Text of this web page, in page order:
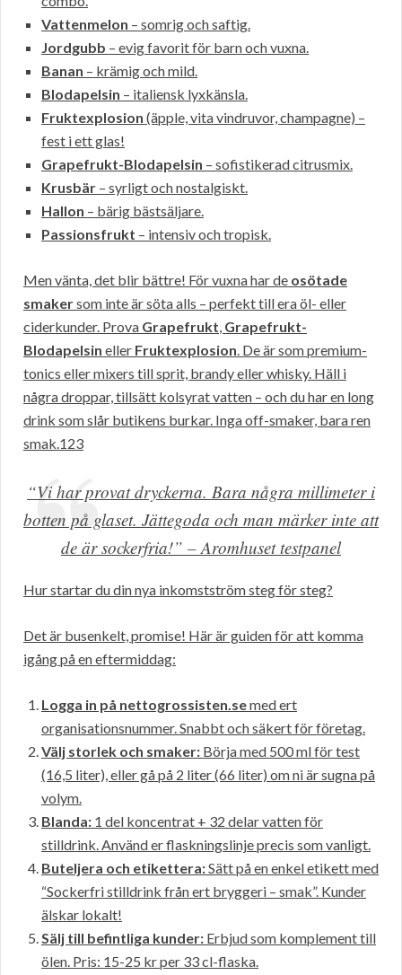
Vattenmelon – somrig och saftig.
Jordgubb – evig favorit för barn och vuxna.
Banan – krämig och mild.
Blodapelsin – italiensk lyxkänsla.
Fruktexplosion (äpple, vita vindruvor, champagne) –
fest i ett glas!
Grapefrukt-Blodapelsin – sofistikerad citrusmix.
Krusbär – syrligt och nostalgiskt.
Hallon – bärig bästsäljare.
Passionsfrukt – intensiv och tropisk.
Men vänta, det blir bättre! För vuxna har de osötade
smakersom inte är söta alls – perfekt till era öl- eller
ciderkunder. Prova Grapefrukt, Grapefrukt-
Blodapelsin eller Fruktexplosion. De är som premium-
tonics eller mixers till sprit, brandy eller whisky. Häll i
några droppar, tillsätt kolsyrat vatten – och du har en long
drink som slår butikens burkar. Inga off-smaker, bara ren
smak.123
“Vi har provat dryckerna. Bara några millimeter i
botten på glaset. Jättegoda och man märker inte att
de är sockerfria!” – Aromhuset testpanel
Hur startar du din nya inkomstström steg för steg?
Det är busenkelt, promise! Här är guiden för att komma
igång på en eftermiddag:
Logga in på nettogrossisten.semed ert
organisationsnummer. Snabbt och säkert för företag.
Välj storlek och smaker: Börja med 500 ml för test
(16,5 liter), eller gå på 2 liter (66 liter) om ni är sugna på
volym.
Blanda: 1 del koncentrat + 32 delar vatten för
stilldrink. Använd er flaskningslinje precis som vanligt.
Buteljera och etikettera:Sätt på en enkel etikett med
“Sockerfri stilldrink från ert bryggeri – smak”. Kunder
älskar lokalt!
Sälj till befintliga kunder: Erbjud som komplement till
ölen. Pris: 15-25 kr per 33 cl-flaska.